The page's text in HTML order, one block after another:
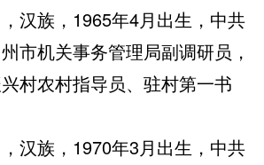
族，1965年4月出生，中共
市机关事务管理局副调研员，
村农村指导员、驻村第一书
族，1970年3月出生，中共